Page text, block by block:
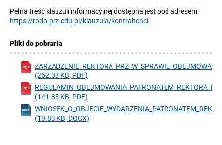
Pełna treść klauzuli informacyjnej dostępna jest pod adresem:
https://rodo.prz.edu.pl/klauzula/kontrahenci.
Pliki do pobrania
(262.38 KB, PDF)
(141.85 KB, PDF)
(19.83 KB, DOCX)